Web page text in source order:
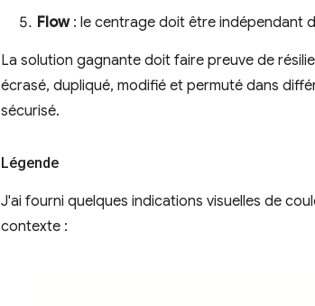
Flow: le centrage doit être indépendant
La solution gagnante doit faire preuve de
écrasé, dupliqué, modifié et permuté dans
sécurisé.
Légende
J'ai fourni quelques indications visuelles de
contexte :